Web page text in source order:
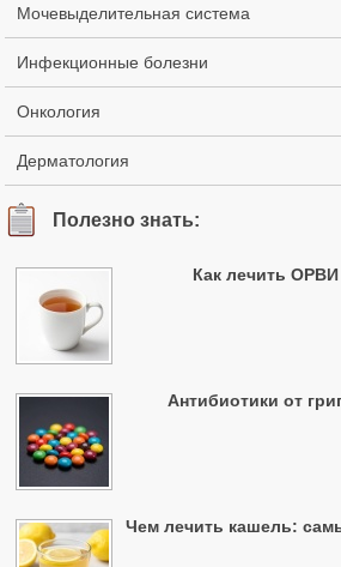
Мочевыделительная система
Инфекционные болезни
Онкология
Дерматология
Полезно знать:
Как лечить
Антибиотики от
Чем лечить кашель: